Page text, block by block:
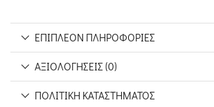
ΕΠΙΠΛΈΟΝ ΠΛΗΡΟΦΟΡΊΕΣ
ΑΞΙΟΛΟΓΉΣΕΙΣ (0)
ΠΟΛΙΤΙΚΉ ΚΑΤΑΣΤΉΜΑΤΟΣ